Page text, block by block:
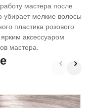
мастера после
убирает мелкие волосы
пластика розового
аксессуаром
мастера.